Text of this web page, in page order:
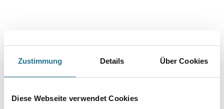
Zustimmung Details Über Cookies
Diese Webseite verwendet Cookies
Produkteigenschaft